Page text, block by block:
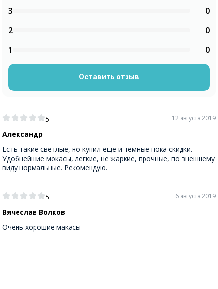
5
Александр
12 августа 2019
Есть такие светлые, но купил еще и темные пока скидки.
Удобнейшие мокасы, легкие, не жаркие, прочные, по внешнему
виду нормальные. Рекомендую.
5
Вячеслав Волков
6 августа 2019
Очень хорошие макасы
3
0
2
0
1
0
Оставить отзыв